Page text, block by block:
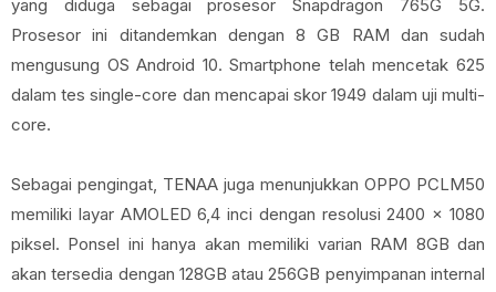
yang diduga sebagai prosesor Snapdragon 765G 5G.
Prosesor ini ditandemkan dengan 8 GB RAM dan sudah
mengusung OS Android 10. Smartphone telah mencetak 625
dalam tes single-core dan mencapai skor 1949 dalam uji multi-
core.
Sebagai pengingat, TENAA juga menunjukkan OPPO PCLM50
memiliki layar AMOLED 6,4 inci dengan resolusi 2400 x 1080
piksel. Ponsel ini hanya akan memiliki varian RAM 8GB dan
akan tersedia dengan 128GB atau 256GB penyimpanan internal